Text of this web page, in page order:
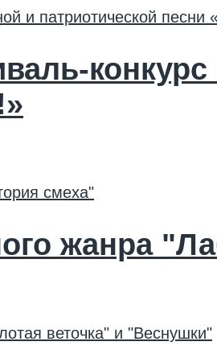
конкурс
жанра